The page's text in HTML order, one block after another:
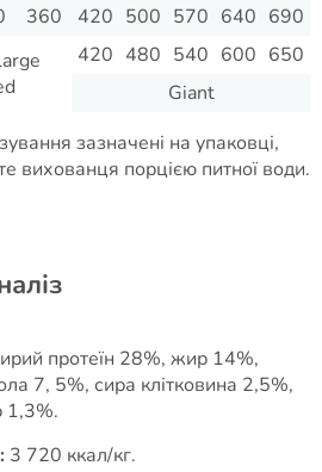
360 420 500 570 640 690
420 480 540 600 650
Giant
зазначені на упаковці,
вихованця порцією питної води.
протеїн 28%, жир 14%,
7, 5%, сира клітковина 2,5%,
1,3%.
3 720 ккал/кг.